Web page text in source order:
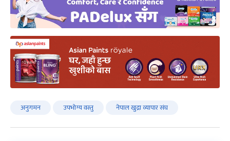
अनुगमन उपभोग्य वस्तु नेपाल खुद्रा व्यापार संघ